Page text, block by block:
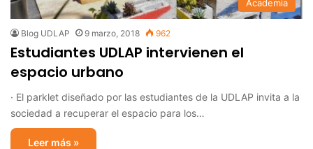
Academia
Blog UDLAP 9 marzo, 2018 962
Estudiantes UDLAP intervienen el
espacio urbano
· El parklet diseñado por las estudiantes de la UDLAP invita a la
sociedad a recuperar el espacio para los…
Leer más »